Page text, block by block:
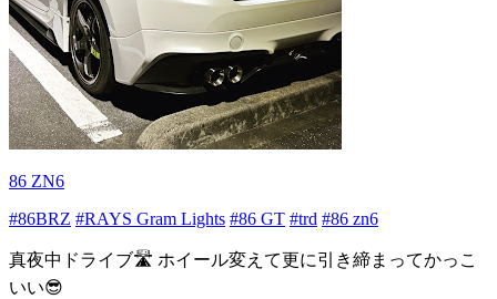
86 ZN6
#86BRZ #RAYS Gram Lights #86 GT #trd #86 zn6
真夜中ドライブ🛣️ ホイール変えて更に引き締まってかっこ
いい😎